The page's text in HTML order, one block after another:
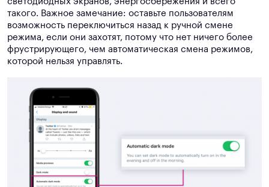
такого. Важное замечание: оставьте пользователям
возможность переключиться назад к ручной смене
режима, если они захотят, потому что нет ничего более
фрустрирующего, чем автоматическая смена режимов,
которой нельзя управлять.